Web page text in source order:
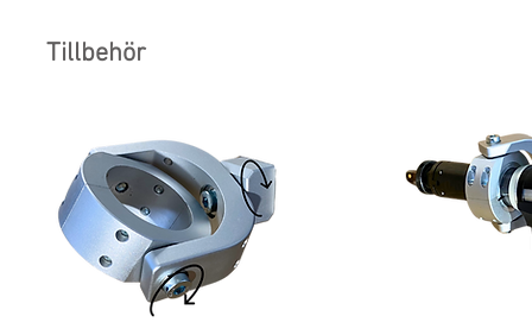
Tillbehör